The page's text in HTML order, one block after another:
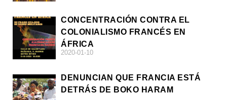
CONCENTRACIÓN CONTRA EL
COLONIALISMO FRANCÉS EN
ÁFRICA
2020-01-10
DENUNCIAN QUE FRANCIA ESTÁ
DETRÁS DE BOKO HARAM